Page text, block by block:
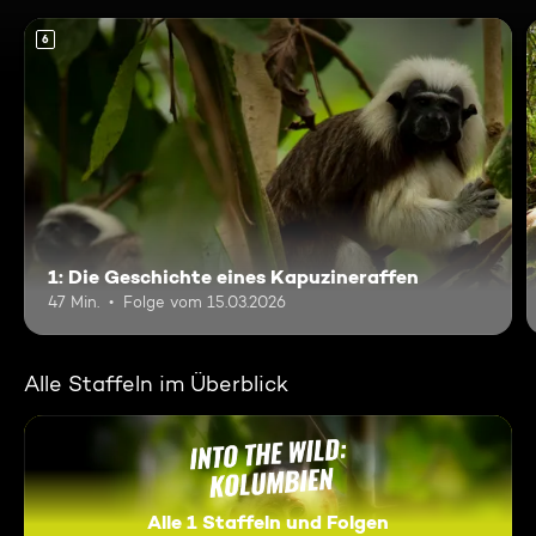
6
1: Die Geschichte eines Kapuzineraffen
47 Min. Folge vom 15.03.2026
Alle Staffeln im Überblick
Alle 1 Staffeln und Folgen